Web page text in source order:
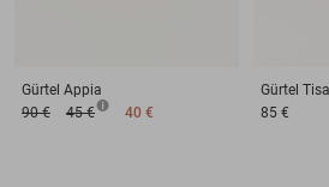
Gürtel Appia
90 €
45 € 40 €
Gürtel
85 €